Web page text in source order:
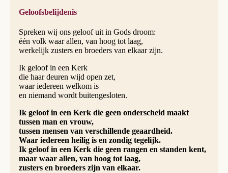
Geloofsbelijdenis
Spreken wij ons geloof uit in Gods droom:
één volk waar allen, van hoog tot laag,
werkelijk zusters en broeders van elkaar zijn.
Ik geloof in een Kerk
die haar deuren wijd open zet,
waar iedereen welkom is
en niemand wordt buitengesloten.
Ik geloof in een Kerk die geen onderscheid maakt
tussen man en vrouw,
tussen mensen van verschillende geaardheid.
Waar iedereen heilig is en zondig tegelijk.
Ik geloof in een Kerk die geen rangen en standen kent,
maar waar allen, van hoog tot laag,
zusters en broeders zijn van elkaar.